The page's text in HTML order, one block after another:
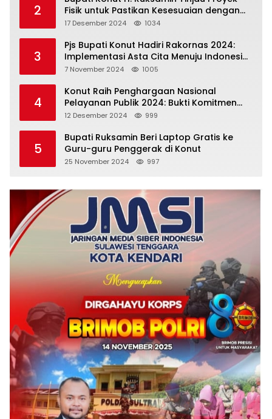
2
Fisik untuk Pastikan Kesesuaian dengan
Perencanaan
17 Desember 2024 1034
3
Pjs Bupati Konut Hadiri Rakornas 2024:
Implementasi Asta Cita Menuju Indonesia
Emas
7 November 2024 1005
4
Konut Raih Penghargaan Nasional
Pelayanan Publik 2024: Bukti Komitmen
Menuju Pelayanan Prima
12 Desember 2024 999
5
Bupati Ruksamin Beri Laptop Gratis ke
Guru-guru Penggerak di Konut
25 November 2024 997